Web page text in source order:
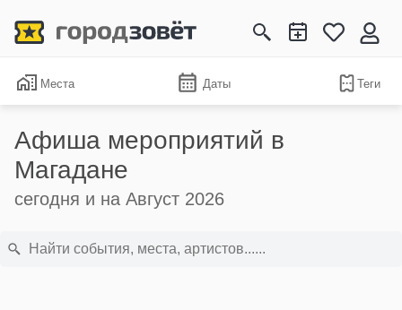
Места Даты Теги
Афиша мероприятий в
Магадане
сегодня и на Август 2026